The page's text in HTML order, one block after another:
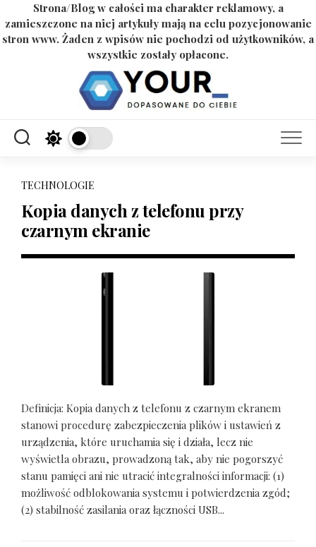
Strona/Blog w całości ma charakter reklamowy, a
zamieszczone na niej artykuły mają na celu pozycjonowanie
stron www. Żaden z wpisów nie pochodzi od użytkowników, a
wszystkie zostały opłacone.
TECHNOLOGIE
Kopia danych z telefonu przy
czarnym ekranie
Definicja: Kopia danych z telefonu z czarnym ekranem
stanowi procedurę zabezpieczenia plików i ustawień z
urządzenia, które uruchamia się i działa, lecz nie
wyświetla obrazu, prowadzoną tak, aby nie pogorszyć
stanu pamięci ani nie utracić integralności informacji: (1)
możliwość odblokowania systemu i potwierdzenia zgód;
(2) stabilność zasilania oraz łączności USB...